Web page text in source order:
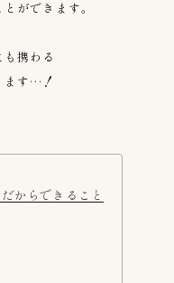
ができます。
携わる
ます…！
からできること